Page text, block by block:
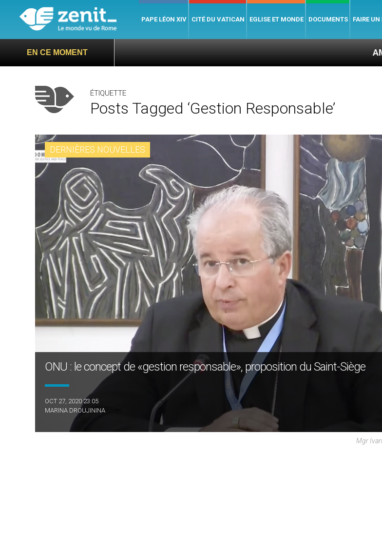
PAPE LÉON XIV CITÉ DU VATICAN EGLISE ET MONDE DOCUMENTS FAIRE UN
EN CE MOMENT AMEN : des
ÉTIQUETTE
Posts Tagged ‘gestion Responsable’
DERNIÈRES NOUVELLES
ONU : le concept de «gestion responsable», proposition du Saint-Siège
OCT 27, 2020 23:05
MARINA DROUJININA
Mgr